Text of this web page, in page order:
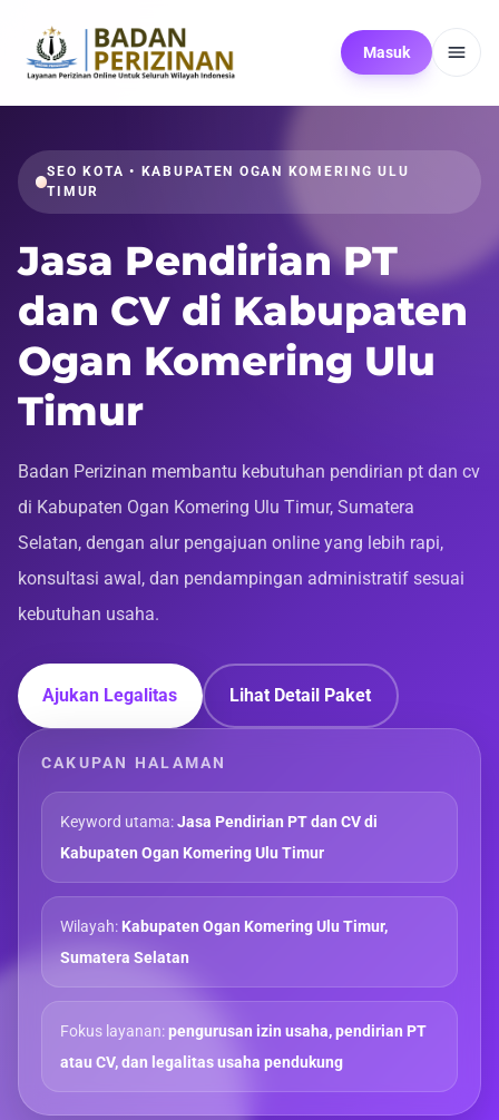
Masuk
SEO KOTA • KABUPATEN OGAN KOMERING ULU
TIMUR
Jasa Pendirian PT
dan CV di Kabupaten
Ogan Komering Ulu
Timur
Badan Perizinan membantu kebutuhan pendirian pt dan cv
di Kabupaten Ogan Komering Ulu Timur, Sumatera
Selatan, dengan alur pengajuan online yang lebih rapi,
konsultasi awal, dan pendampingan administratif sesuai
kebutuhan usaha.
Ajukan Legalitas Lihat Detail Paket
CAKUPAN HALAMAN
Keyword utama:Jasa Pendirian PT dan CV di
Kabupaten Ogan Komering Ulu Timur
Wilayah: Kabupaten Ogan Komering Ulu Timur,
Sumatera Selatan
Fokus layanan:pengurusan izin usaha, pendirian PT
atau CV, dan legalitas usaha pendukung